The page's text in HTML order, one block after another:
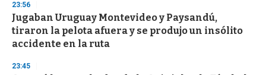
23:56
Jugaban Uruguay Montevideo y Paysandú,
tiraron la pelota afuera y se produjo un insólito
accidente en la ruta
23:45